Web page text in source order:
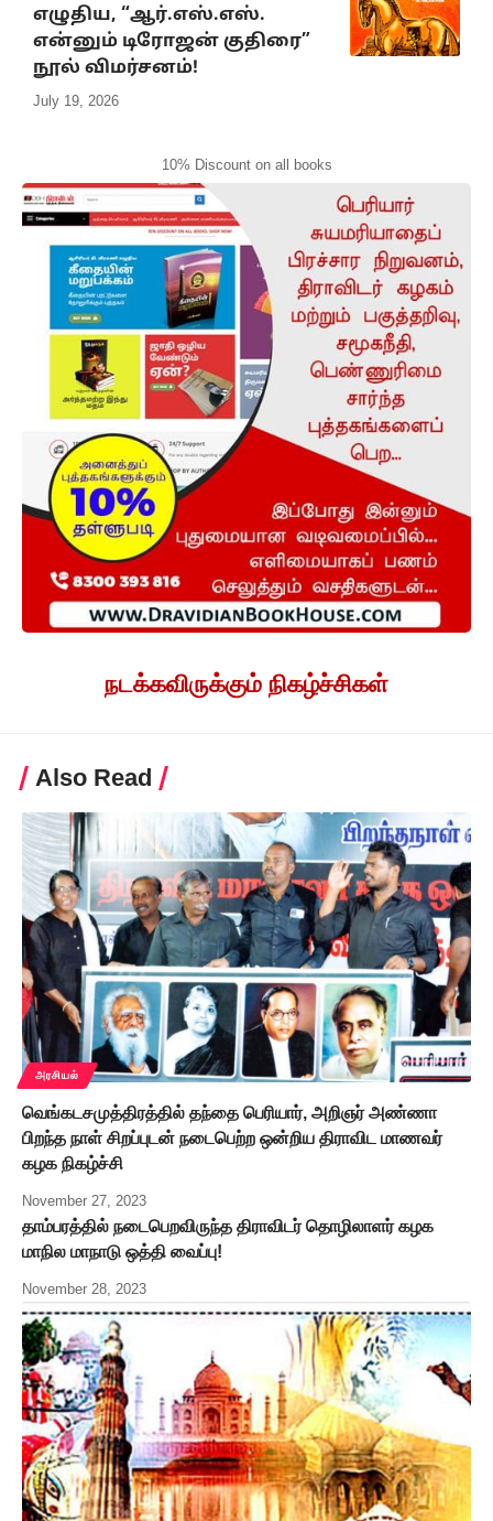
எழுதிய, “ஆர்.எஸ்.எஸ்.
என்னும் டிரோஜன் குதிரை”
நூல் விமர்சனம்!
July 19, 2026
10% Discount on all books
நடக்கவிருக்கும் நிகழ்ச்சிகள்
Also Read
அரசியல்
வெங்கடசமுத்திரத்தில் தந்தை பெரியார், அறிஞர் அண்ணா
பிறந்த நாள் சிறப்புடன் நடைபெற்ற ஒன்றிய திராவிட மாணவர்
கழக நிகழ்ச்சி
November 27, 2023
தாம்பரத்தில் நடைபெறவிருந்த திராவிடர் தொழிலாளர் கழக
மாநில மாநாடு ஒத்தி வைப்பு!
November 28, 2023